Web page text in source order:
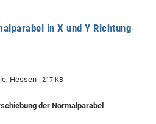
in X und Y Richtung
Hessen 217 KB
der Normalparabel